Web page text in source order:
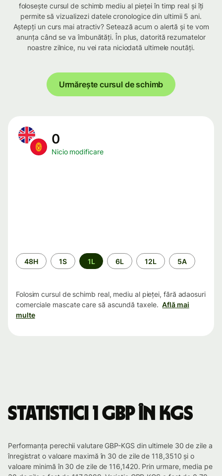
folosește cursul de schimb mediu al pieței în timp real și îți
permite să vizualizezi datele cronologice din ultimii 5 ani.
Aștepți un curs mai atractiv? Setează acum o alertă și te vom
anunța când se va îmbunătăți. În plus, datorită rezumatelor
noastre zilnice, nu vei rata niciodată ultimele noutăți.
Urmărește cursul de schimb
0
Nicio modificare
Perioada
48H 1S 1L 6L 12L 5A
Folosim cursul de schimb real, mediu al pieței, fără adaosuri
comerciale mascate care să ascundă taxele. Află mai
multe
Statistici 1 GBP în KGS
Performanța perechii valutare GBP-KGS din ultimele 30 de zile a
înregistrat o valoare maximă în 30 de zile de 118,3510 și o
valoare minimă în 30 de zile de 116,1420. Prin urmare, media pe